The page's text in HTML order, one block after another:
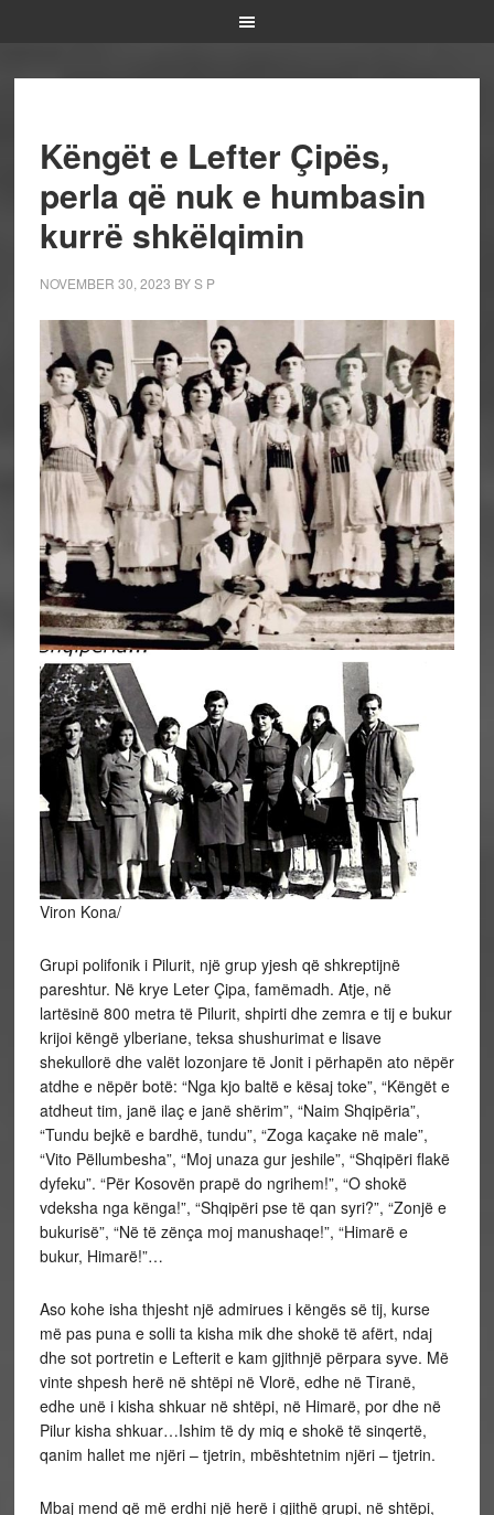
Këngët e Lefter Çipës,
perla që nuk e humbasin
kurrë shkëlqimin
NOVEMBER 30, 2023 BYS P
Viron Kona/
Grupi polifonik i Pilurit, një grup yjesh që shkreptijnë
pareshtur. Në krye Leter Çipa, famëmadh. Atje, në
lartësinë 800 metra të Pilurit, shpirti dhe zemra e tij e bukur
krijoi këngë ylberiane, teksa shushurimat e lisave
shekullorë dhe valët lozonjare të Jonit i përhapën ato nëpër
atdhe e nëpër botë: “Nga kjo baltë e kësaj toke”, “Këngët e
atdheut tim, janë ilaç e janë shërim”, “Naim Shqipëria”,
“Tundu bejkë e bardhë, tundu”, “Zoga kaçake në male”,
“Vito Pëllumbesha”, “Moj unaza gur jeshile”, “Shqipëri flakë
dyfeku”. “Për Kosovën prapë do ngrihem!”, “O shokë
vdeksha nga kënga!”, “Shqipëri pse të qan syri?”, “Zonjë e
bukurisë”, “Në të zënça moj manushaqe!”, “Himarë e
bukur, Himarë!”…
Aso kohe isha thjesht një admirues i këngës së tij, kurse
më pas puna e solli ta kisha mik dhe shokë të afërt, ndaj
dhe sot portretin e Lefterit e kam gjithnjë përpara syve. Më
vinte shpesh herë në shtëpi në Vlorë, edhe në Tiranë,
edhe unë i kisha shkuar në shtëpi, në Himarë, por dhe në
Pilur kisha shkuar…Ishim të dy miq e shokë të sinqertë,
qanim hallet me njëri – tjetrin, mbështetnim njëri – tjetrin.
Mbaj mend që më erdhi një herë i gjithë grupi, në shtëpi,